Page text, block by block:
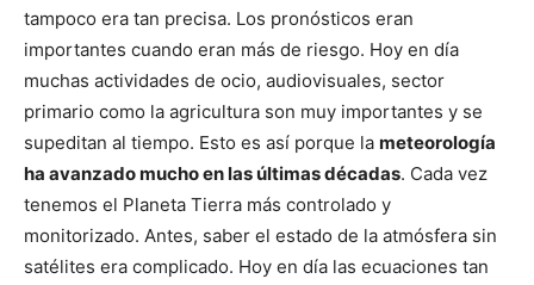
tampoco era tan precisa. Los pronósticos eran
importantes cuando eran más de riesgo. Hoy en día
muchas actividades de ocio, audiovisuales, sector
primario como la agricultura son muy importantes y se
supeditan al tiempo. Esto es así porque la meteorología
ha avanzado mucho en las últimas décadas. Cada vez
tenemos el Planeta Tierra más controlado y
monitorizado. Antes, saber el estado de la atmósfera sin
satélites era complicado. Hoy en día las ecuaciones tan